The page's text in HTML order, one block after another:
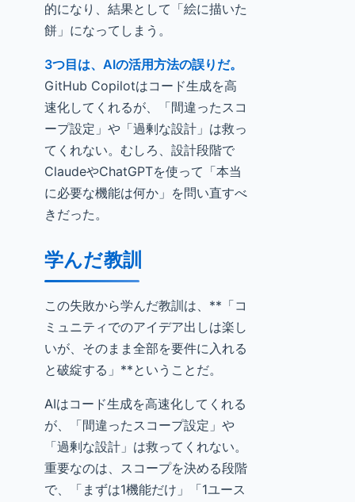
的になり、結果として「絵に描いた
餅」になってしまう。
3つ目は、AIの活用方法の誤りだ。
GitHub Copilotはコード生成を高
速化してくれるが、「間違ったスコ
ープ設定」や「過剰な設計」は救っ
てくれない。むしろ、設計段階で
ClaudeやChatGPTを使って「本当
に必要な機能は何か」を問い直すべ
きだった。
学んだ教訓
この失敗から学んだ教訓は、**「コ
ミュニティでのアイデア出しは楽し
いが、そのまま全部を要件に入れる
と破綻する」**ということだ。
AIはコード生成を高速化してくれる
が、「間違ったスコープ設定」や
「過剰な設計」は救ってくれない。
重要なのは、スコープを決める段階
で、「まずは1機能だけ」「1ユース